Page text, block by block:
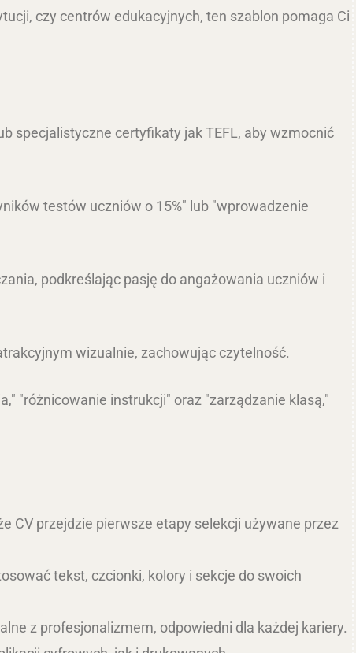
czy centrów edukacyjnych, ten szablon pomaga Ci
specjalistyczne certyfikaty jak TEFL, aby wzmocnić
testów uczniów o 15%" lub "wprowadzenie
podkreślając pasję do angażowania uczniów i
wizualnie, zachowując czytelność.
"różnicowanie instrukcji" oraz "zarządzanie klasą,"
CV przejdzie pierwsze etapy selekcji używane przez
tekst, czcionki, kolory i sekcje do swoich
z profesjonalizmem, odpowiedni dla każdej kariery.